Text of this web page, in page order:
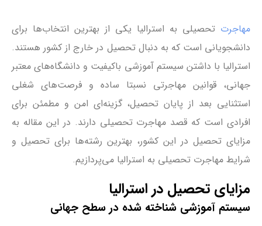
مهاجرت تحصیلی به استرالیا یکی از بهترین انتخاب‌ها برای
دانشجویانی است که به دنبال تحصیل در خارج از کشور هستند.
استرالیا با داشتن سیستم آموزشی باکیفیت و دانشگاه‌های معتبر
جهانی، قوانین مهاجرتی نسبتا ساده و فرصت‌های شغلی
استثنایی بعد از پایان تحصیل، گزینه‌ای امن و مطمئن برای
افرادی است که قصد مهاجرت تحصیلی دارند. در این مقاله به
مزایای تحصیل در این کشور، بهترین رشته‌ها برای تحصیل و
شرایط مهاجرت تحصیلی به استرالیا می‌پردازیم.
مزایای تحصیل در استرالیا
سیستم آموزشی شناخته شده در سطح جهانی